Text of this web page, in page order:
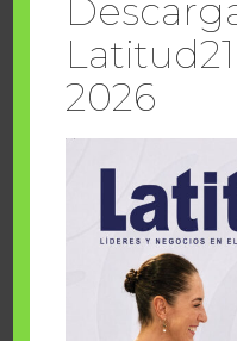
Cuando la
sueños Fairmont
2026